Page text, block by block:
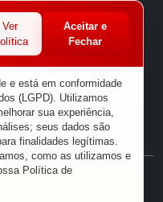
Ver
Aceitar e
Fechar
e está em conformidade
(LGPD). Utilizamos
sua experiência,
seus dados são
finalidades legítimas.
como as utilizamos e
Política de